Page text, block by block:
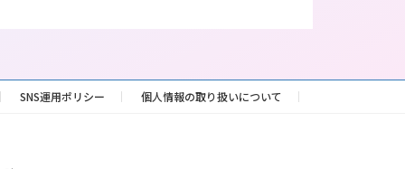
SNS運用ポリシー 個人情報の取り扱いについて